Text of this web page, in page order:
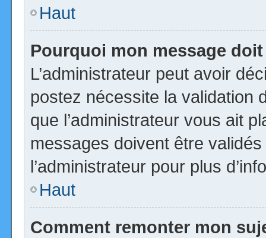
Haut
Pourquoi mon message
L’administrateur peut avoir
postez nécessite la validation
que l’administrateur vous ait
messages doivent être
l’administrateur pour plus
Haut
Comment remonter mon